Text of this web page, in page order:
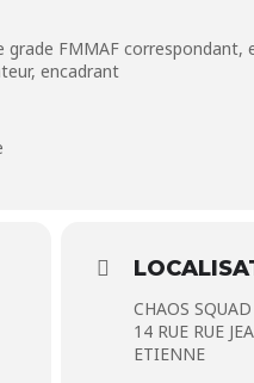
grade FMMAF correspondant,
encadrant
CHAOS
14 RUE RUE
ETIENNE